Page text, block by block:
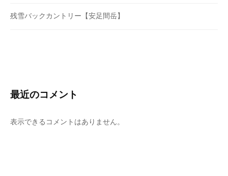
残雪バックカントリー【安足間岳】
最近のコメント
表示できるコメントはありません。